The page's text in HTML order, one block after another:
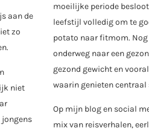
aan de
zo
niet
jongens
moeilijke periode
leefstijl volledig om te
potato naar fitmom. Nog
onderweg naar een
gezond gewicht en
waarin genieten centraal
Op mijn blog en social
mix van reisverhalen,